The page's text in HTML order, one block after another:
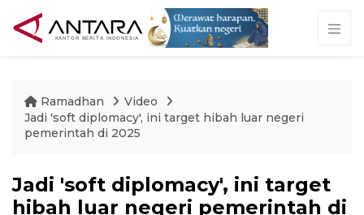
Ramadhan
Video
Jadi 'soft diplomacy', ini target hibah luar negeri
pemerintah di 2025
Jadi 'soft diplomacy', ini target
hibah luar negeri pemerintah di